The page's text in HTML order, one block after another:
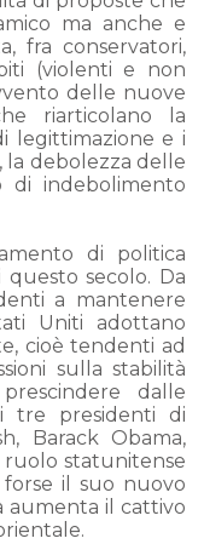
ma anche e
fra conservatori,
(violenti e non
delle nuove
riarticolano la
legittimazione e i
la debolezza delle
di indebolimento
di politica
secolo. Da
a mantenere
Uniti adottano
cioè tendenti ad
sulla stabilità
dalle
tre presidenti di
Barack Obama,
statunitense
forse il suo nuovo
aumenta il cattivo